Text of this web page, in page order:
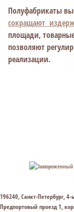
Полуфабрикаты
сокращают
площади,
позволяют
реализации.
196240, Санкт-Петербург, 4-
Предпортовый проезд 1,